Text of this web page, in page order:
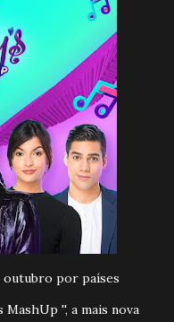
outubro por países
'', a mais nova